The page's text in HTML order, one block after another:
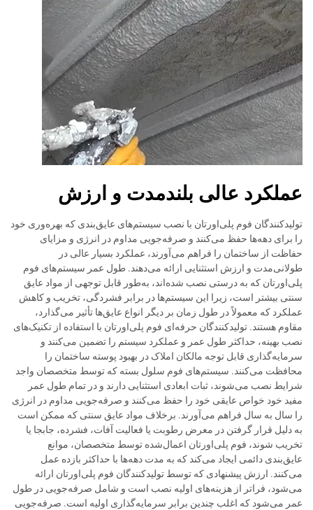
عملکرد عالی بلندمدت و ارزش
تولیدکنندگان فوم پلی‌اورتان با نصب سیستم‌های عایق‌بندی که بهره‌وری خود
را برای دهه‌ها حفظ می‌کنند و صرفه‌جویی مداوم در انرژی و مزایای
حفاظت از ساختمان را فراهم می‌آورند، عملکرد بسیار عالی در
طولانی‌مدت و ارزش استثنایی ارائه می‌دهند. طول عمر سیستم‌های فوم
پلی‌اورتان که به درستی نصب شده‌اند، به‌طور قابل توجهی از مواد عایق
سنتی بیشتر است، زیرا این سیستم‌ها در برابر فشردگی، تخریب و کاهش
عملکرد که معمولاً در طول زمان بر دیگر انواع عایق‌ها تأثیر می‌گذارد،
مقاوم هستند. تولیدکنندگان حرفه‌ای فوم پلی‌اورتان با استفاده از تکنیک‌های
نصب بهینه، حداکثر طول عمر و عملکرد سیستم را تضمین می‌کنند و
سرمایه‌گذاری قابل توجه مالکان املاک در بهبود پوسته ساختمان را
محافظت می‌کنند. سیستم‌های فوم سلول بسته که توسط متخصصان واجد
شرایط نصب می‌شوند، ثبات ابعادی استثنایی دارند و در تمام طول عمر
مفید خود خواص عایقی خود را حفظ می‌کنند و صرفه‌جویی مداوم در انرژی
را سال به سال فراهم می‌آورند. برخلاف مواد عایق سنتی که ممکن است
به دلیل قرار گرفتن در معرض رطوبت یا فعالیت آفات، فشرده، جابجا یا
تخریب شوند، فوم پلی‌اورتان اعمال‌شده توسط متخصصان، موانع
عایق‌بندی دائمی ایجاد می‌کند که به مدت دهه‌ها با حداکثر بازده عمل
می‌کنند. ارزش پیشنهادی که توسط تولیدکنندگان فوم پلی‌اورتان ارائه
می‌شود، فراتر از هزینه‌های اولیه نصب است و شامل صرفه‌جویی در طول
عمر می‌شود که اغلب چندین برابر سرمایه‌گذاری اولیه است. صرفه‌جویی